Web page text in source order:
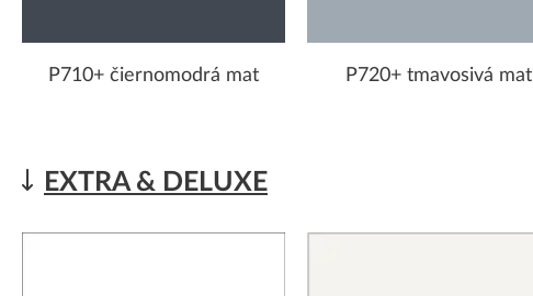
P710+ čiernomodrá mat P720+ tmavosivá mat
EXTRA & DELUXE